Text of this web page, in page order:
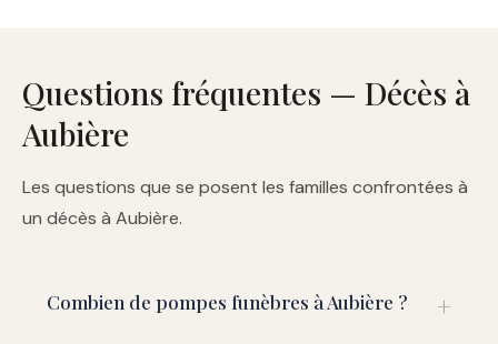
Questions fréquentes — Décès à
Aubière
Les questions que se posent les familles confrontées à
un décès à Aubière.
Combien de pompes funèbres à Aubière ?